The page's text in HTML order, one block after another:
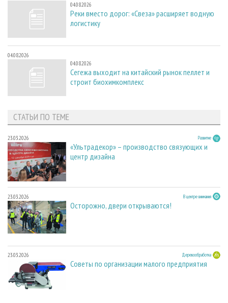
04.08.2026
Реки вместо дорог: «Свеза» расширяет водную
логистику
04.08.2026
04.08.2026
Сегежа выходит на китайский рынок пеллет и
строит биохимкомплекс
СТАТЬИ ПО ТЕМЕ
23.03.2026 Развитие
«Ультрадекор» – производство связующих и
центр дизайна
23.03.2026 В центре внимания
Осторожно, двери открываются!
23.03.2026 Деревообработка
Советы по организации малого предприятия